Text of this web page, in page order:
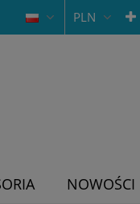
PLN
NOWOŚCI